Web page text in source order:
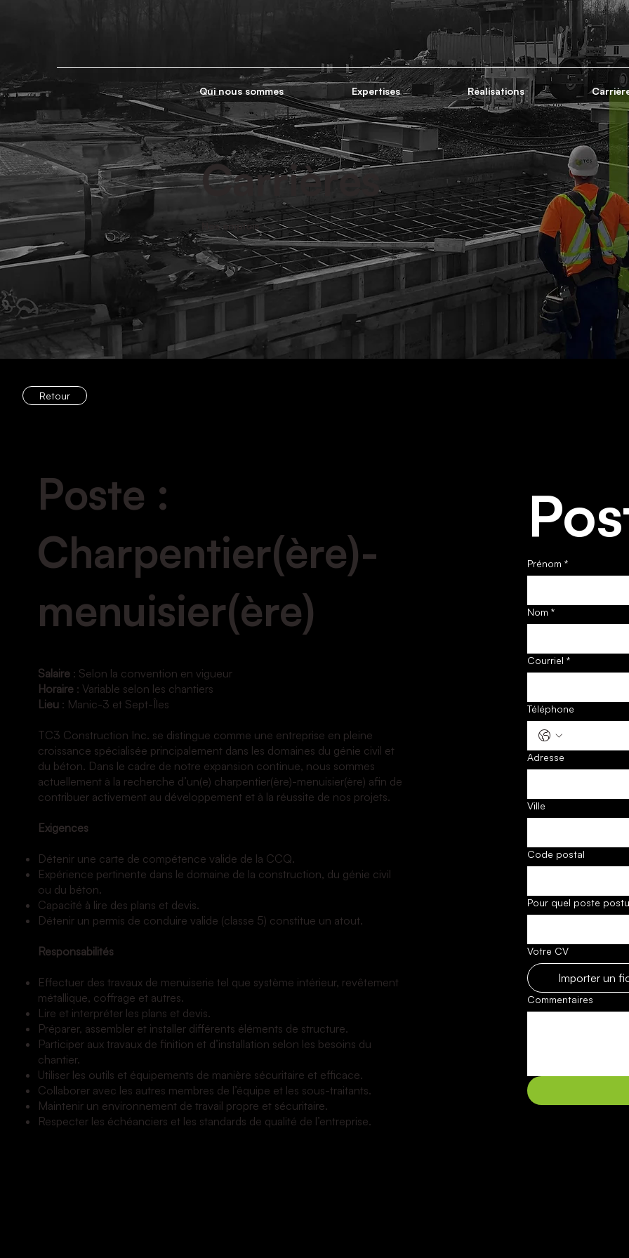
Qui nous sommes Expertises Réalisations
Carrières
Nos emplois
Retour
Poste :
Charpentier(ère)-
menuisier(ère)
Salaire : Selon la convention en vigueur
Horaire : Variable selon les chantiers
Lieu : Manic-3 et Sept-Îles
TC3 Construction Inc. se distingue comme une entreprise en pleine
croissance spécialisée principalement dans les domaines du génie civil et
du béton. Dans le cadre de notre expansion continue, nous sommes
actuellement à la recherche d’un(e) charpentier(ère)-menuisier(ère) afin de
contribuer activement au développement et à la réussite de nos projets.
Exigences
Détenir une carte de compétence valide de la CCQ.
Expérience pertinente dans le domaine de la construction, du génie civil
ou du béton.
Capacité à lire des plans et devis.
Détenir un permis de conduire valide (classe 5) constitue un atout.
Responsabilités
Effectuer des travaux de menuiserie tel que système intérieur, revêtement
métallique, coffrage et autres.
Lire et interpréter les plans et devis.
Préparer, assembler et installer différents éléments de structure.
Participer aux travaux de finition et d’installation selon les besoins du
chantier.
Utiliser les outils et équipements de manière sécuritaire et efficace.
Collaborer avec les autres membres de l’équipe et les sous-traitants.
Maintenir un environnement de travail propre et sécuritaire.
Respecter les échéanciers et les standards de qualité de l’entreprise.
Prénom *
Nom *
Courriel *
Téléphone
Adresse
Ville
Code postal
Pour quel poste
Votre CV
Importer un
Commentaires